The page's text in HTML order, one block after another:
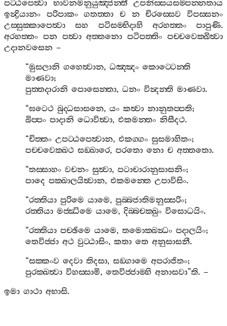
පට‍්ඨපෙත්‍වා භාවනමනුයුඤ‍්ජන‍්තී
උපනිස‍්සයසම‍්පන‍්නතාය
ඉන්‍ද්‍රියානං
පරිපාකං ගතත‍්තා ච න චිරස‍්සෙව
විපස‍්සනං
උස‍්සුක‍්කාපෙත්‍වා
සහ පටිසම‍්භිදාහි අරහත‍්තං පාපුණි.
අරහත‍්තං පන පත්‍වා අත‍්තනො පටිපත‍්තිං පච‍්චවෙක‍්ඛිත්‍වා
උදානවසෙන –
“මුසලානි ගහෙත්‍වාන,ධඤ‍්ඤං කොට‍්ටෙන‍්ති
මාණවා;
පුත‍්තදාරානි පොසෙන‍්තා,ධනං වින්‍දන‍්ති මාණවා.
“ඝටෙථ බුද‍්ධසාසනෙ,යං කත්‍වා නානුතප‍්පති;
ඛිප‍්පං පාදානි ධොවිත්‍වා,එකමන‍්තං නිසීදථ.
“චිත‍්තං උපට‍්ඨපෙත්‍වාන,එකග‍්ගං සුසමාහිතං;
පච‍්චවෙක‍්ඛථ සඞ‍්ඛාරෙ,පරතො නො ච අත‍්තතො.
“තස‍්සාහං වචනං සුත්‍වා,පටාචාරානුසාසනිං;
පාදෙ පක‍්ඛාලයිත්‍වාන,එකමන‍්තෙ උපාවිසිං.
“රත‍්තියා පුරිමෙ යාමෙ,පුබ‍්බජාතිමනුස‍්සරිං;
රත‍්තියා මජ‍්ඣිමෙ යාමෙ,දිබ‍්බචක‍්ඛුං විසොධයිං.
“රත‍්තියා පච‍්ඡිමෙ යාමෙ,තමොක‍්ඛන්‍ධං පදාලයිං;
තෙවිජ‍්ජා අථ වුට‍්ඨාසිං,කතා තෙ අනුසාසනී.
“සක‍්කංව දෙවා තිදසා,සඞ‍්ගාමෙ අපරාජිතං;
පුරක‍්ඛත්‍වා විහස‍්සාමි,තෙවිජ‍්ජාම‍්හි අනාසවා”ති. –
ඉමා ගාථා අභාසි.